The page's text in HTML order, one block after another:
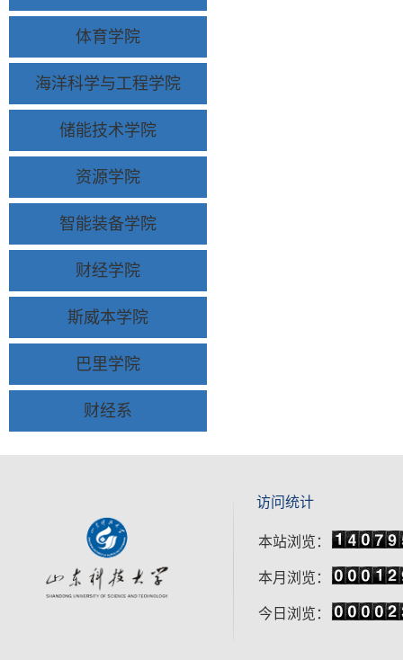
体育学院
海洋科学与工程学院
储能技术学院
资源学院
智能装备学院
财经学院
斯威本学院
巴里学院
财经系
访问统计
本站浏览：
本月浏览：
今日浏览：